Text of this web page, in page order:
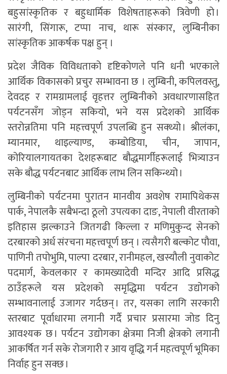
बहुसांस्कृतिक र बहुधार्मिक विशेषताहरूको त्रिवेणी हो ।
सारंगी, सिंगारू, टप्पा नाच, थारू संस्कार, लुम्बिनीका
सांस्कृतिक आकर्षक पक्ष हुन् ।
प्रदेश जैविक विविधताको दृष्टिकोणले पनि धनी भएकाले
आर्थिक विकासको प्रचुर सम्भावना छ । लुम्बिनी, कपिलवस्तु,
देवदह र रामग्रामलाई वृहत्तर लुम्बिनीको अवधारणासहित
पर्यटनसँग जोड्न सकियो, भने यस प्रदेशको आर्थिक
स्तरोन्नतिमा पनि महत्त्वपूर्ण उपलब्धि हुन सक्थ्यो । श्रीलंका,
म्यानमार, थाइल्याण्ड, कम्बोडिया, चीन, जापान,
कोरियालगायतका देशहरूबाट बौद्धमार्गीहरूलाई भित्र्याउन
सके बौद्ध पर्यटनबाट आर्थिक लाभ लिन सकिन्थ्यो ।
लुम्बिनीको पर्यटनमा पुरातन मानवीय अवशेष रामापिथेकस
पार्क, नेपालकै सबैभन्दा ठूलो उपत्यका दाङ, नेपाली वीरताको
इतिहास झल्काउने जितगढी किल्ला र मणिमुकुन्द सेनको
दरबारको अर्ध संरचना महत्त्वपूर्ण छन् । त्यसैगरी बल्कोट पौवा,
पाणिनी तपोभुमि, पाल्पा दरबार, रानीमहल, खस्यौली नुवाकोट
पदमार्ग, केवलकार र कामख्यादेवी मन्दिर आदि प्रसिद्ध
ठाउँहरूले यस प्रदेशको समृद्धिमा पर्यटन उद्योगको
सम्भावनालाई उजागर गर्दछन् । तर, यसका लागि सरकारी
स्तरबाट पूर्वाधारमा लगानी गर्दै प्रचार प्रसारमा जोड दिनु
आवश्यक छ । पर्यटन उद्योगका क्षेत्रमा निजी क्षेत्रको लगानी
आकर्षित गर्न सके रोजगारी र आय वृद्धि गर्न महत्वपूर्ण भूमिका
निर्वाह हुन सक्छ ।